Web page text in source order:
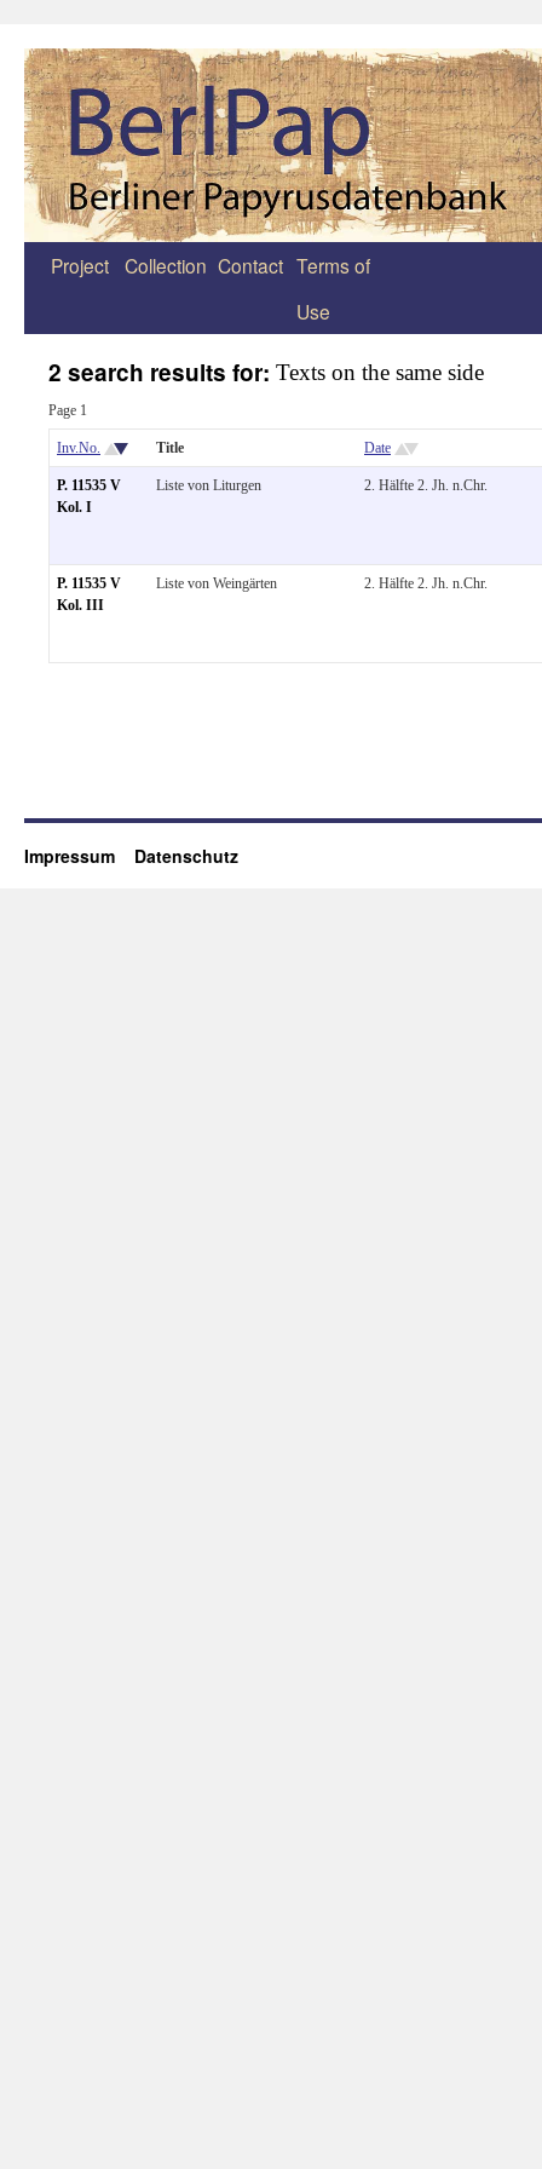
Zum
Project Collection Contact Terms of
Use
2 search results for: Texts on the same side
Page 1
Inv.No. Title Date
P. 11535 V
Kol. I
Liste von Liturgen 2. Hälfte 2. Jh. n.Chr.
P. 11535 V
Kol. III
Liste von Weingärten 2. Hälfte 2. Jh. n.Chr.
Impressum Datenschutz